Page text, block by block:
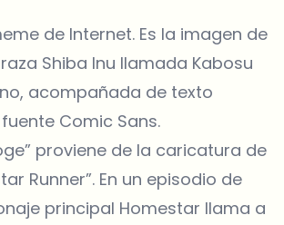
de Internet. Es la imagen de
Shiba Inu llamada Kabosu
acompañada de texto
Comic Sans.
proviene de la caricatura de
Runner”. En un episodio de
principal Homestar llama a